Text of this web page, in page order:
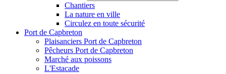
Chantiers
La nature en ville
Circulez en toute sécurité
Port de Capbreton
Plaisanciers Port de Capbreton
Pêcheurs Port de Capbreton
Marché aux poissons
L'Estacade